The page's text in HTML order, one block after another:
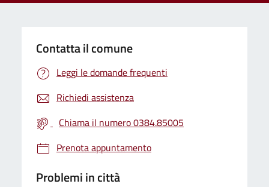
Contatta il comune
Leggi le domande frequenti
Richiedi assistenza
Chiama il numero 0384.85005
Prenota appuntamento
Problemi in città